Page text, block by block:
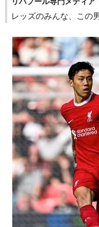
レッズのみんな、この